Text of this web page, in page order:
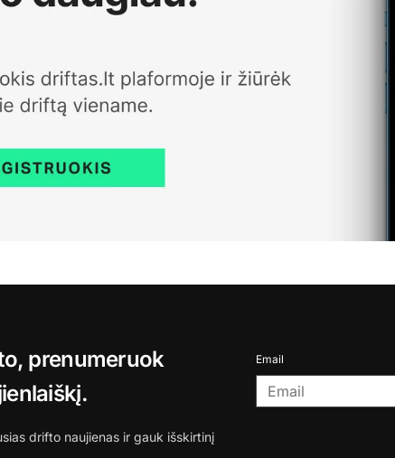
prenumeruok
drifto naujienas ir gauk išskirtinį
Email